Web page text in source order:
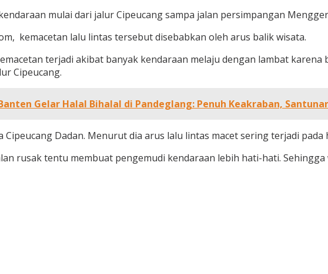
mulai dari jalur Cipeucang sampa jalan persimpangan
kemacetan lalu lintas tersebut disebabkan oleh arus balik wisata.
terjadi akibat banyak kendaraan melaju dengan lambat
Cipeucang.
Gelar Halal Bihalal di Pandeglang: Penuh Keakraban,
Cipeucang Dadan. Menurut dia arus lalu lintas macet sering terjadi
rusak tentu membuat pengemudi kendaraan lebih hati-hati.